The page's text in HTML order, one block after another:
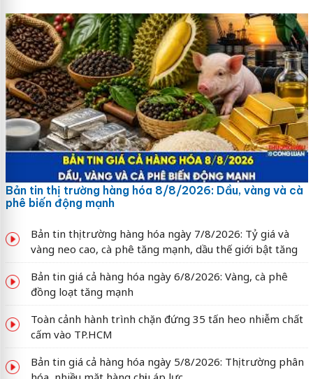
Bản tin thị trường hàng hóa 8/8/2026: Dầu, vàng và cà
phê biến động mạnh
Bản tin thị trường hàng hóa ngày 7/8/2026: Tỷ giá và
vàng neo cao, cà phê tăng mạnh, dầu thế giới bật tăng
Bản tin giá cả hàng hóa ngày 6/8/2026: Vàng, cà phê
đồng loạt tăng mạnh
Toàn cảnh hành trình chặn đứng 35 tấn heo nhiễm chất
cấm vào TP.HCM
Bản tin giá cả hàng hóa ngày 5/8/2026: Thị trường phân